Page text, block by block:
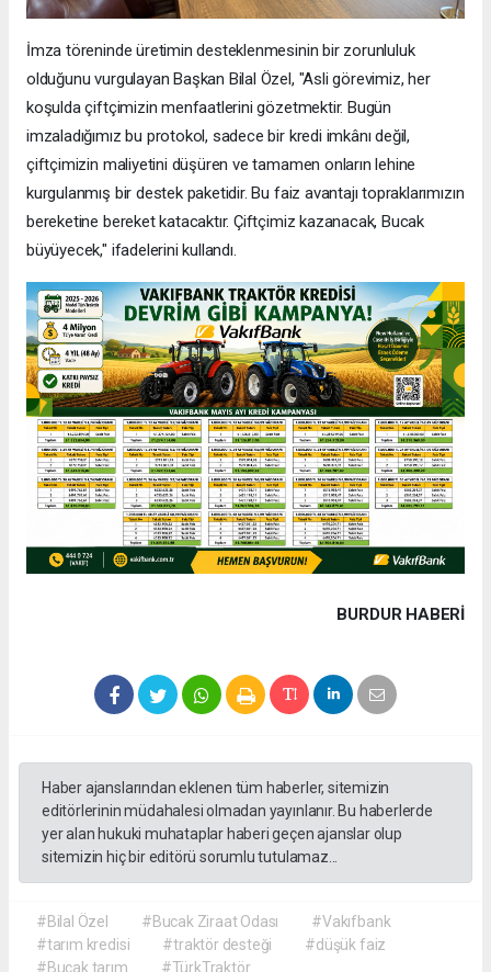
İmza töreninde üretimin desteklenmesinin bir zorunluluk
olduğunu vurgulayan Başkan Bilal Özel, "Asli görevimiz, her
koşulda çiftçimizin menfaatlerini gözetmektir. Bugün
imzaladığımız bu protokol, sadece bir kredi imkânı değil,
çiftçimizin maliyetini düşüren ve tamamen onların lehine
kurgulanmış bir destek paketidir. Bu faiz avantajı topraklarımızın
bereketine bereket katacaktır. Çiftçimiz kazanacak, Bucak
büyüyecek," ifadelerini kullandı.
BURDUR HABERİ
Haber ajanslarından eklenen tüm haberler, sitemizin
editörlerinin müdahalesi olmadan yayınlanır. Bu haberlerde
yer alan hukuki muhataplar haberi geçen ajanslar olup
sitemizin hiç bir editörü sorumlu tutulamaz...
#Bilal Özel #Bucak Ziraat Odası
#Vakıfbank
#tarım kredisi
#traktör desteği
#düşük faiz
#Bucak tarım
#TürkTraktör.